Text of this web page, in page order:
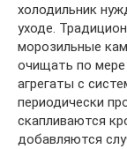
холодильник
уходе.
морозильные
очищать по мере
агрегаты с
периодически
скапливаются
добавляются